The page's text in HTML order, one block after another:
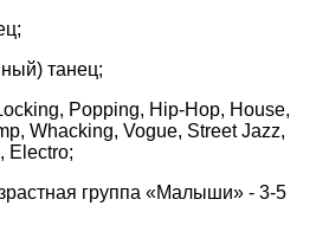
танец;
Popping, Hip-Hop, House,
Whacking, Vogue, Street Jazz,
Electro;
группа «Малыши» - 3-5